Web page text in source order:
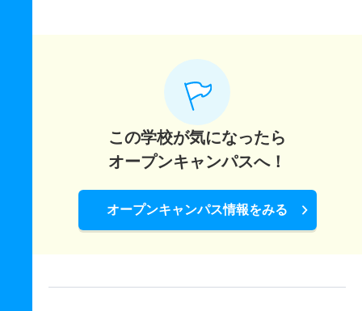
この学校が気になったら
オープンキャンパスへ！
オープンキャンパス情報をみる